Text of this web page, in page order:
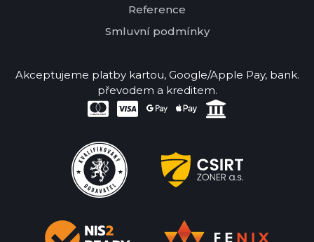
Reference
Smluvní podmínky
Akceptujeme platby kartou, Google/Apple Pay, bank.
převodem a kreditem.